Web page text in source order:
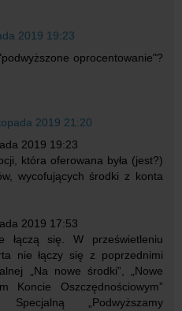
2019 19:23
oprocentowanie"?
2019 21:20
2019 19:23
która oferowana była (jest?)
wycofujących środki z konta
2019 17:53
łączą się. W prześwietleniu
nie łączy się z poprzednimi
„Na nowe środki”, „Nowe
Koncie Oszczędnościowym”
„Podwyższamy